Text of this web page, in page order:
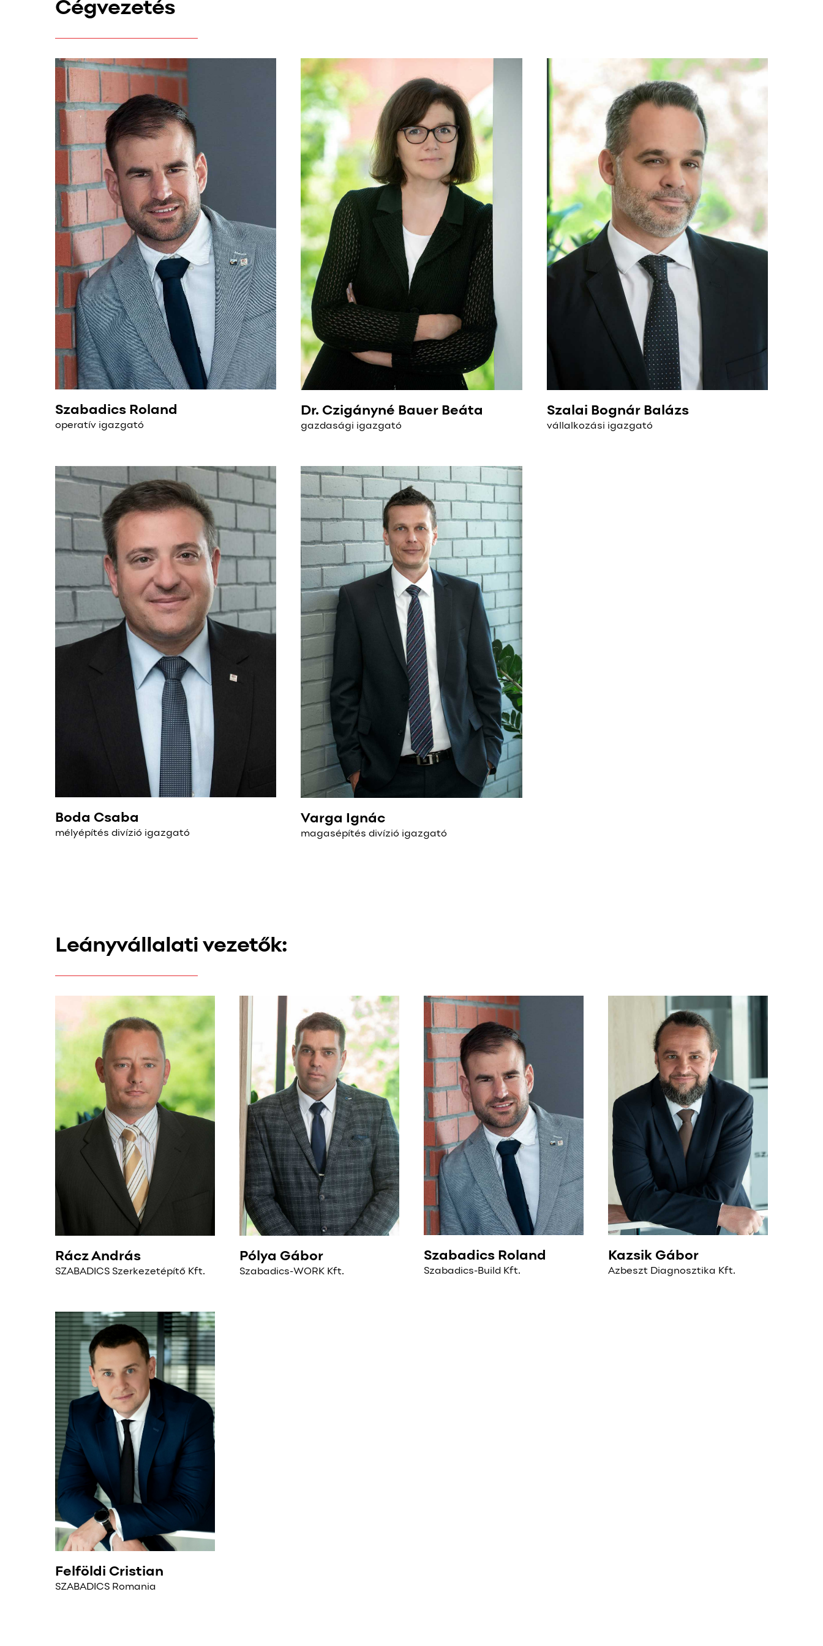
Cégvezetés
Szabadics Roland
operatív igazgató
Dr. Czigányné Bauer Beáta
gazdasági igazgató
Szalai Bognár Balázs
vállalkozási igazgató
Boda Csaba
mélyépítés divízió igazgató
Varga Ignác
magasépítés divízió igazgató
Leányvállalati vezetők:
Rácz András
SZABADICS Szerkezetépítő Kft.
Pólya Gábor
Szabadics-WORK Kft.
Szabadics Roland
Szabadics-Build Kft.
Kazsik Gábor
Azbeszt Diagnosztika Kft.
Felföldi Cristian
SZABADICS Romania